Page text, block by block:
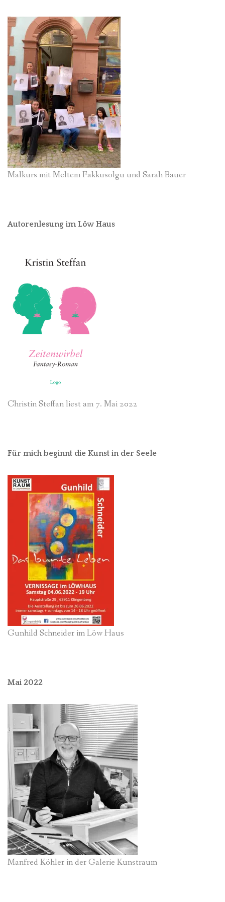
Malkurs mit Meltem Fakkusolgu und Sarah Bauer
Autorenlesung im Löw Haus
Christin Steffan liest am 7. Mai 2022
Für mich beginnt die Kunst in der Seele
Gunhild Schneider im Löw Haus
Mai 2022
Manfred Köhler in der Galerie Kunstraum